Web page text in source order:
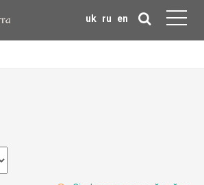
uk ru en